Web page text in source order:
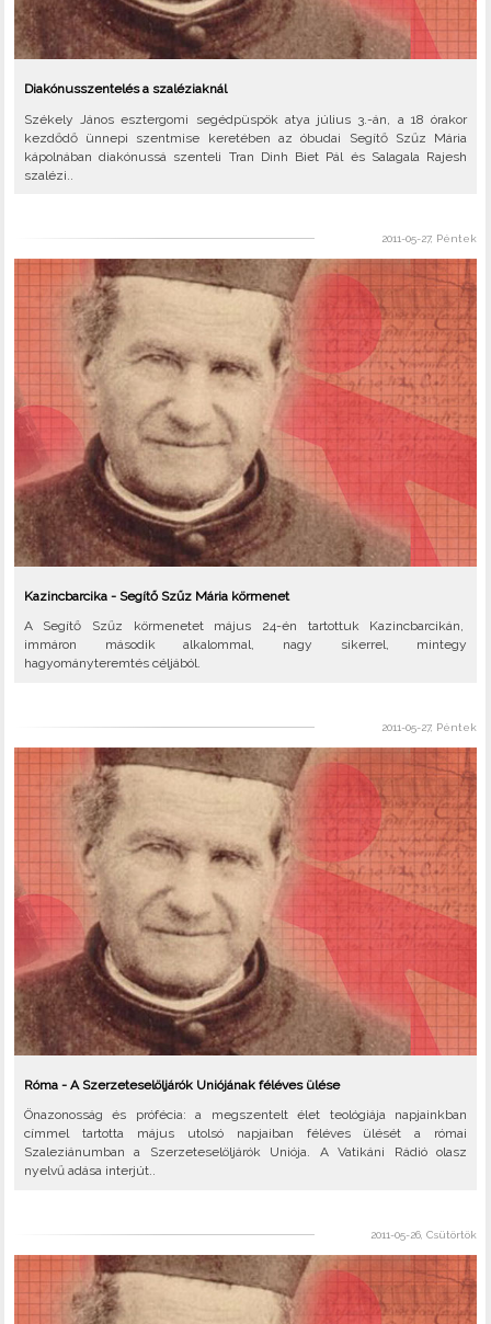
Diakónusszentelés a szaléziaknál
Székely János esztergomi segédpüspök atya július 3.-án, a 18 órakor
kezdődő ünnepi szentmise keretében az óbudai Segítő Szűz Mária
kápolnában diakónussá szenteli Tran Dinh Biet Pál és Salagala Rajesh
szalézi..
2011-05-27, Péntek
Kazincbarcika - Segítő Szűz Mária körmenet
A Segítő Szűz körmenetet május 24-én tartottuk Kazincbarcikán,
immáron második alkalommal, nagy sikerrel, mintegy
hagyományteremtés céljából.
2011-05-27, Péntek
Róma - A Szerzeteselöljárók Uniójának féléves ülése
Önazonosság és prófécia: a megszentelt élet teológiája napjainkban
címmel tartotta május utolsó napjaiban féléves ülését a római
Szaleziánumban a Szerzeteselöljárók Uniója. A Vatikáni Rádió olasz
nyelvű adása interjút..
2011-05-26, Csütörtök